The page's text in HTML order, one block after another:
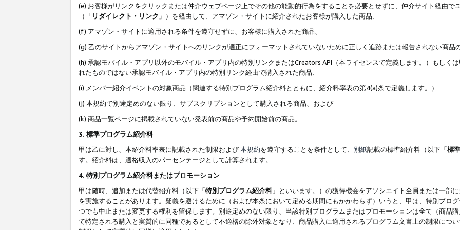
(e) お客様がリンクをクリックまたは仲介ウェブページ上でその他の能動的行為をすることを必要とせずに、仲介サイト経由で
（「 リダイレクト・リンク 」）を経由して、アマゾン・サイトに紹介されたお客様が購入した商品、
(f) アマゾン・サイトに適用される条件を遵守せずに、お客様に購入された商品、
(g) 乙のサイトからアマゾン・サイトへのリンクが適正にフォーマットされていないために正しく追跡または報告されない商品
(h) 承認モバイル・アプリ以外のモバイル・アプリ内の特別リンクまたはCreators API（本ライセンスで定義します。）もしく
れたものではない承認モバイル・アプリ内の特別リンク経由で購入された商品、
(i) メンバー紹介イベントの対象商品（関連する特別プログラム紹介料とともに、紹介料率表の第4(a)条で定義します。）
(j) 本規約で別途定めのない限り、サブスクリプションとして購入される商品、および
(k) 商品一覧ページに掲載されていない発表前の商品や予約開始前の商品。
3. 標準プログラム紹介料
甲は乙に対し、本紹介料率表に記載された制限および本規約を遵守することを条件として、 別紙記載の標準紹介料（以下「標
す。紹介料は、適格収入のパーセンテージとして計算されます。
4. 特別プログラム紹介料またはプロモーション
甲は随時、追加または代替紹介料（以下「特別プログラム紹介料」といいます。）の獲得機会をアソシエイト全員または一部
を実施することがあります。疑義を避けるために（および本条において定める期間にもかかわらず）いうと、甲は、特別プロ
つでも中止または変更する権利を留保します。別途定めのない限り、当該特別プログラムまたはプロモーションは全て（商品
て特定される購入と実質的に同種であるとして不適格の除外対象となり、商品購入に適用されるプログラム文書上の制限につ